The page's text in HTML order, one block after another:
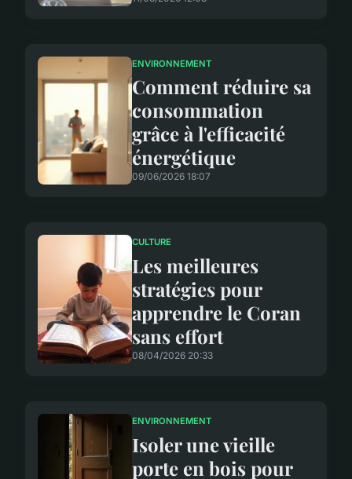
ENVIRONNEMENT
Comment réduire sa
consommation
grâce à l'efficacité
énergétique
09/06/2026 18:07
CULTURE
Les meilleures
stratégies pour
apprendre le Coran
sans effort
08/04/2026 20:33
ENVIRONNEMENT
Isoler une vieille
porte en bois pour